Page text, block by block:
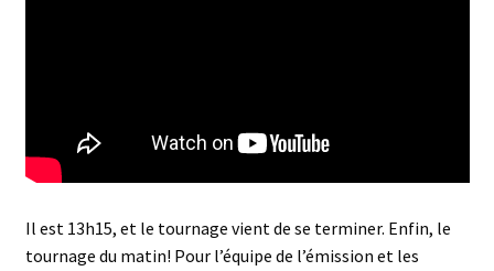
Il est 13h15, et le tournage vient de se terminer. Enfin, le
tournage du matin! Pour l’équipe de l’émission et les